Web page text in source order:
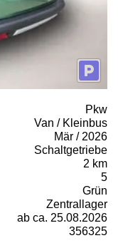
Pkw
Van / Kleinbus
Mär / 2026
Schaltgetriebe
2 km
5
Grün
Zentrallager
ab ca. 25.08.2026
356325